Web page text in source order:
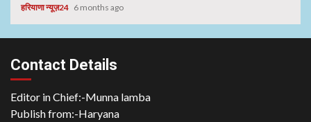
हरियाणा न्यूज़24 6 months ago
Contact Details
Editor in Chief:-Munna lamba
Publish from:-Haryana